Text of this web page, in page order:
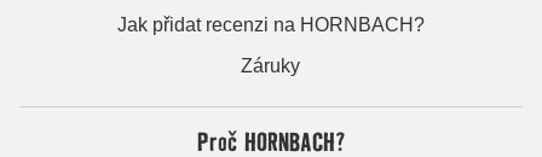
Jak přidat recenzi na HORNBACH?
Záruky
Proč HORNBACH?